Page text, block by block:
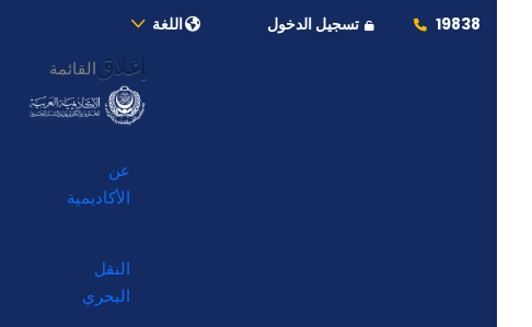
19838 تسجيل الدخول اللغة
إغلاق القائمة
عن
الأكاديمية
النقل
البحري